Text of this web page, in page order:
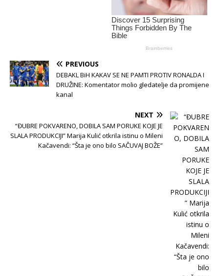
PREVIOUS
DEBAKL BiH KAKAV SE NE PAMTI PROTIV RONALDA I
DRUŽINE: Komentator molio gledatelje da promijene
kanal
NEXT
“ĐUBRE POKVARENO, DOBILA SAM PORUKE KOJE JE
SLALA PRODUKCIJI” Marija Kulić otkrila istinu o Mileni
Kačavendi: “Šta je ono bilo SAČUVAJ BOŽE”